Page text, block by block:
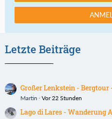
Letzte Beiträge
Großer Lenkstein - Bergtour
Martin Vor 22 Stunden
Lago di Lares - Wanderung